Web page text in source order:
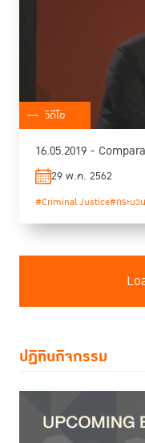
วิดีโอ
16.05.2019 -
29 พ.ค. 2562
#Criminal Justice#กระบว
ปฏิทินกิจกรรม